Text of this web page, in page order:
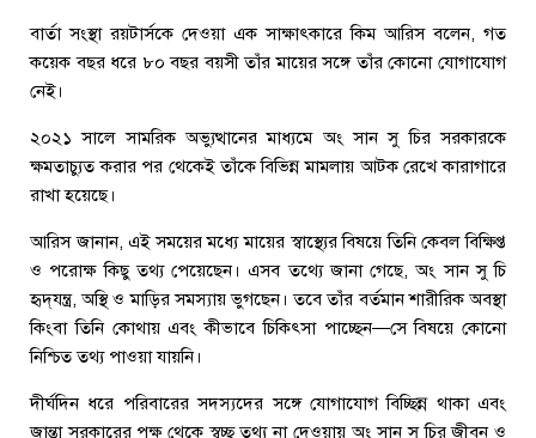
বার্তা সংস্থা রয়টার্সকে দেওয়া এক সাক্ষাৎকারে কিম আরিস বলেন, গত
কয়েক বছর ধরে ৮০ বছর বয়সী তাঁর মায়ের সঙ্গে তাঁর কোনো যোগাযোগ
নেই।
২০২১ সালে সামরিক অভ্যুত্থানের মাধ্যমে অং সান সু চির সরকারকে
ক্ষমতাচ্যুত করার পর থেকেই তাঁকে বিভিন্ন মামলায় আটক রেখে কারাগারে
রাখা হয়েছে।
আরিস জানান, এই সময়ের মধ্যে মায়ের স্বাস্থ্যের বিষয়ে তিনি কেবল বিক্ষিপ্ত
ও পরোক্ষ কিছু তথ্য পেয়েছেন। এসব তথ্যে জানা গেছে, অং সান সু চি
হৃদ্‌যন্ত্র, অস্থি ও মাড়ির সমস্যায় ভুগছেন। তবে তাঁর বর্তমান শারীরিক অবস্থা
কিংবা তিনি কোথায় এবং কীভাবে চিকিৎসা পাচ্ছেন—সে বিষয়ে কোনো
নিশ্চিত তথ্য পাওয়া যায়নি।
দীর্ঘদিন ধরে পরিবারের সদস্যদের সঙ্গে যোগাযোগ বিচ্ছিন্ন থাকা এবং
জান্তা সরকারের পক্ষ থেকে স্বচ্ছ তথ্য না দেওয়ায় অং সান সু চির জীবন ও